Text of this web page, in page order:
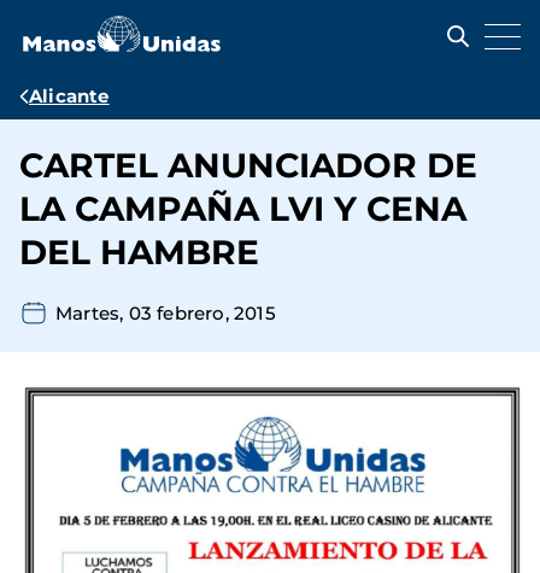
contenido
Ruta
navegación
Alicante
CARTEL ANUNCIADOR DE
LA CAMPAÑA LVI Y CENA
DEL HAMBRE
Martes, 03 febrero, 2015